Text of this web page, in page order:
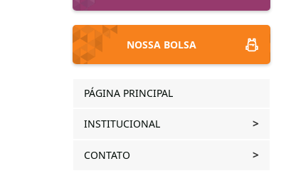
NOSSA BOLSA
PÁGINA PRINCIPAL
INSTITUCIONAL
CONTATO